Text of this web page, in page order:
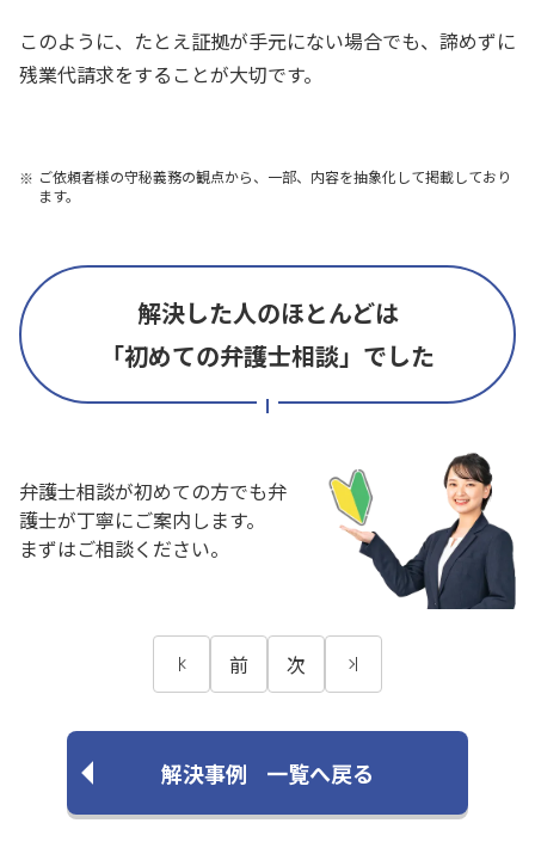
このように、たとえ証拠が手元にない場合でも、諦めずに
残業代請求をすることが大切です。
ご依頼者様の守秘義務の観点から、一部、内容を抽象化して掲載しており
ます。
解決した人のほとんどは
「初めての弁護士相談」でした
弁護士相談が初めての方でも弁
護士が丁寧にご案内します。
まずはご相談ください。
前 次
解決事例 一覧へ戻る